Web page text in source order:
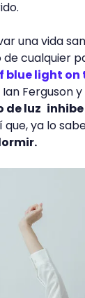
una vida
cualquier
blue light
Ferguson
de luz
ya lo